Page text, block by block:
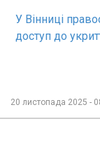
У Вінниці
доступ до
20 листопада 2025 -